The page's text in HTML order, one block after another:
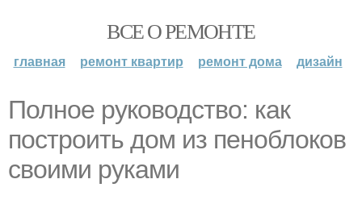
ВСЕ О РЕМОНТЕ
главная ремонт квартир ремонт дома дизайн
Полное руководство: как
построить дом из пеноблоков
своими руками